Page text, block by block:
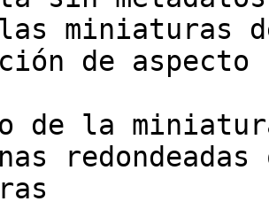
miniaturas
de
de la